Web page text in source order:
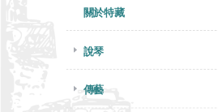
關於特藏
說琴
傳藝